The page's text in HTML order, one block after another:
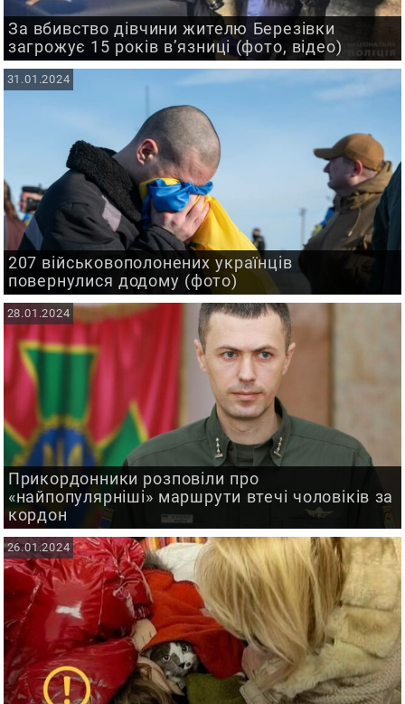
За вбивство дівчини жителю Березівки
загрожує 15 років в’язниці (фото, відео)
207 військовополонених українців
повернулися додому (фото)
31.01.2024
Прикордонники розповіли про
«найпопулярніші» маршрути втечі чоловіків за
кордон
28.01.2024
26.01.2024